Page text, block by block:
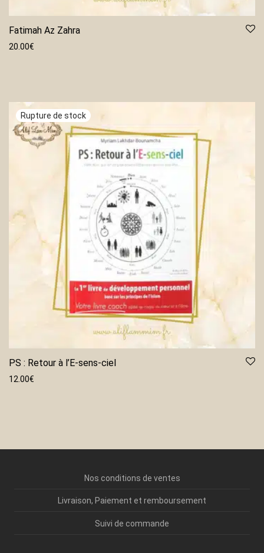
Fatimah Az Zahra
20.00€
PS : Retour à l’E-sens-ciel
12.00€
Nos conditions de ventes
Livraison, Paiement et remboursement
Suivi de commande